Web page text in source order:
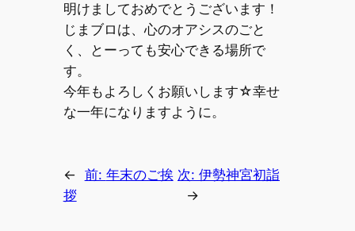
明けましておめでとうございます！
じまブロは、心のオアシスのごと
く、とーっても安心できる場所で
す。
今年もよろしくお願いします☆幸せ
な一年になりますように。
← 前: 年末のご挨
拶
次: 伊勢神宮初詣
→